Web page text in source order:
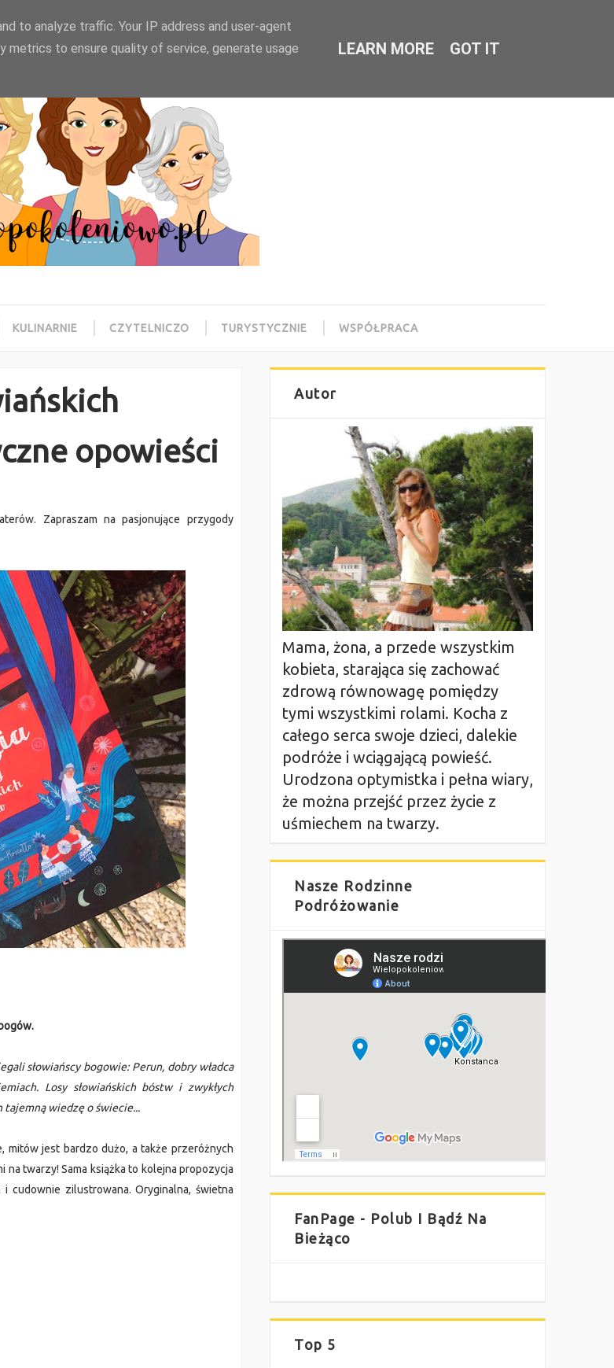
KULINARNIE CZYTELNICZO TURYSTYCZNIE WSPÓŁPRACA
opowieści
Zapraszam na pasjonujące przygody
słowiańscy bogowie: Perun, dobry władca
Losy słowiańskich bóstw i zwykłych
tajemną wiedzę o świecie...
mitów jest bardzo dużo, a także przeróżnych
cudownie zilustrowana. Oryginalna, świetna
Autor
Mama, żona, a przede wszystkim
kobieta, starająca się zachować
zdrową równowagę pomiędzy
tymi wszystkimi rolami. Kocha z
całego serca swoje dzieci, dalekie
podróże i wciągającą powieść.
Urodzona optymistka i pełna wiary,
że można przejść przez życie z
uśmiechem na twarzy.
Nasze Rodzinne
Podróżowanie
FanPage - Polub I Bądź Na
Bieżąco
Top 5
to analyze traffic. Your IP address and user-agent
metrics to ensure quality of service, generate usage
LEARN MORE GOT IT